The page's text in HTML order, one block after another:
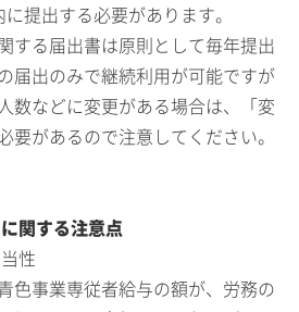
提出する必要があります。
する届出書は原則として毎年提出
届出のみで継続利用が可能ですが
数などに変更がある場合は、「変
要があるので注意してください。
関する注意点
性
色事業専従者給与の額が、労務の